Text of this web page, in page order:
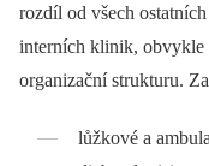
rozdíl od všech
interních klinik, obvykle
organizační strukturu.
lůžkové a